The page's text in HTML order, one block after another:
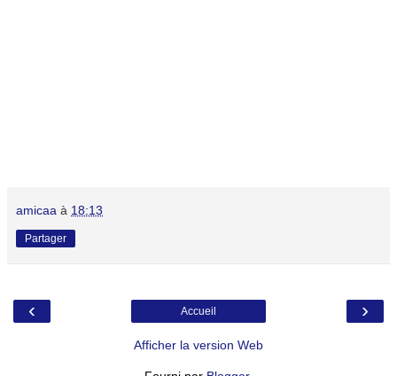
amicaa à 18:13
Partager
‹ ›
Accueil
Afficher la version Web